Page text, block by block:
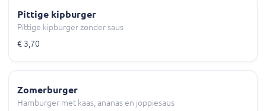
Pittige kipburger
Pittige kipburger zonder saus
€ 3,70
Zomerburger
Hamburger met kaas, ananas en joppiesaus